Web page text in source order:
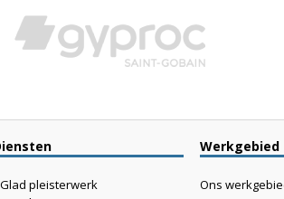
Glad pleisterwerk
Werkgebied
Ons